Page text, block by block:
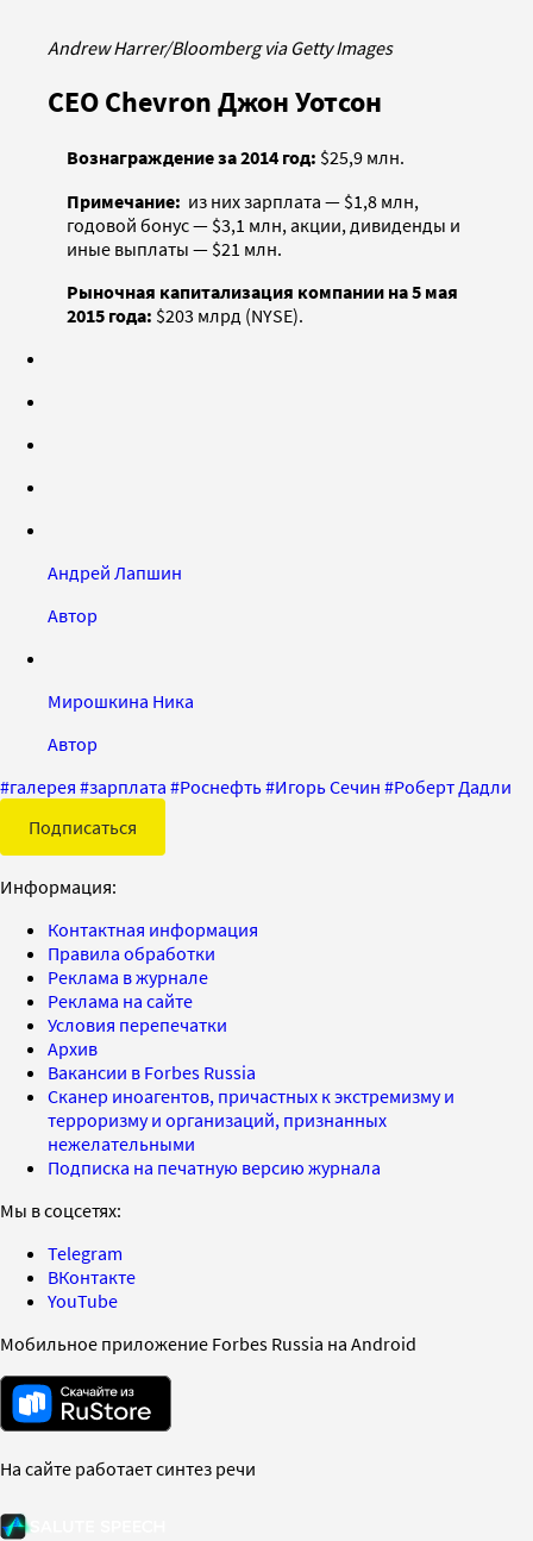
Andrew Harrer/Bloomberg via Getty Images
CEO Chevron Джон Уотсон
Вознаграждение за 2014 год: $25,9 млн.
Примечание: из них зарплата — $1,8 млн,
годовой бонус — $3,1 млн, акции, дивиденды и
иные выплаты — $21 млн.
Рыночная капитализация компании на 5 мая
2015 года: $203 млрд (NYSE).
Андрей Лапшин
Автор
Мирошкина Ника
Автор
#галерея #зарплата #Роснефть#Игорь Сечин #Роберт Дадли
Подписаться
Информация:
Контактная информация
Правила обработки
Реклама в журнале
Реклама на сайте
Условия перепечатки
Архив
Вакансии в Forbes Russia
Сканер иноагентов, причастных к экстремизму и
терроризму и организаций, признанных
нежелательными
Подписка на печатную версию журнала
Мы в соцсетях:
Telegram
ВКонтакте
YouTube
Мобильное приложение Forbes Russia на Android
На сайте работает синтез речи